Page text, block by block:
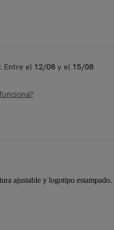
Entre el 12/08y el 15/08
ajustable y logotipo